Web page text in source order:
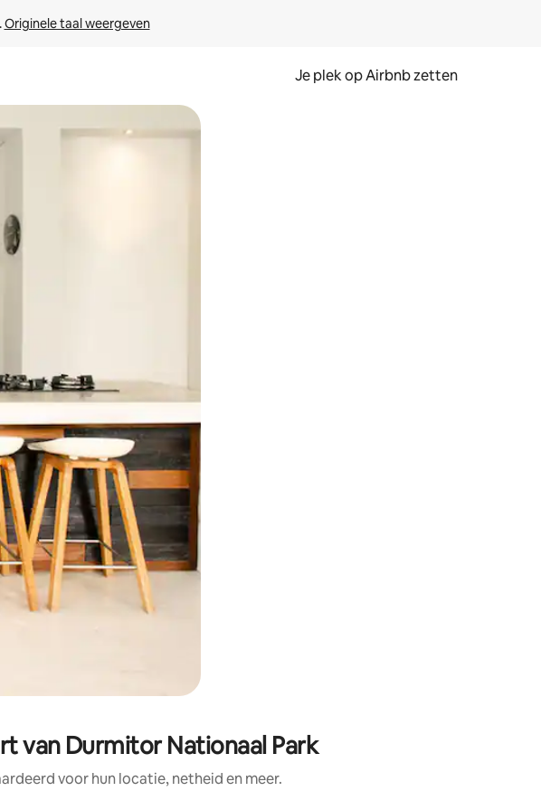
Originele taal weergeven
Je plek op Airbnb zetten
óf door te tikken of swipen.
van Durmitor Nationaal Park
voor hun locatie, netheid en meer.